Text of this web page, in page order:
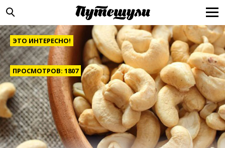
ЭТО ИНТЕРЕСНО!
ПРОСМОТРОВ: 1807